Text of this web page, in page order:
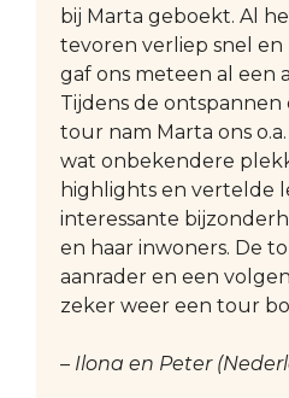
bij Marta geboekt. Al
tevoren verliep snel
gaf ons meteen al een
Tijdens de
tour nam Marta ons
wat onbekendere
highlights en vertelde
interessante
en haar inwoners. De
aanrader en een
zeker weer een tour
– Ilona en Peter